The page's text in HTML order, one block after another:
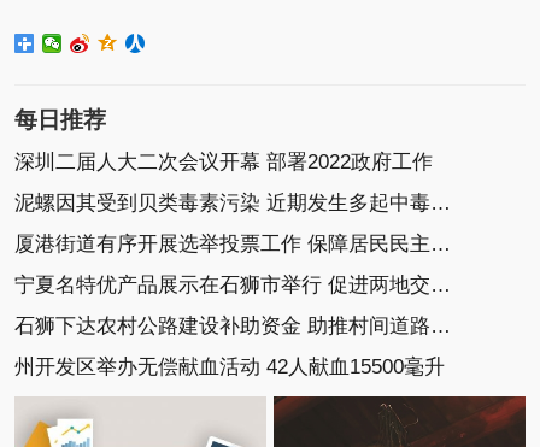
每日推荐
深圳二届人大二次会议开幕 部署2022政府工作
泥螺因其受到贝类毒素污染 近期发生多起中毒事件
厦港街道有序开展选举投票工作 保障居民民主选举权
宁夏名特优产品展示在石狮市举行 促进两地交流协作
石狮下达农村公路建设补助资金 助推村间道路建设
州开发区举办无偿献血活动 42人献血15500毫升